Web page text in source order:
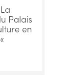
Palais
en